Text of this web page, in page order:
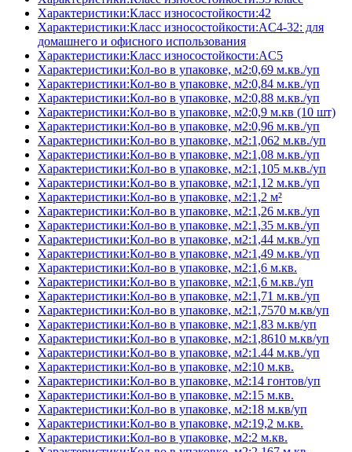
Характеристики:Класс износостойкости:42
Характеристики:Класс износостойкости:AC4-32: для
домашнего и офисного использования
Характеристики:Класс износостойкости:AC5
Характеристики:Кол-во в упаковке, м2:0,69 м.кв./уп
Характеристики:Кол-во в упаковке, м2:0,84 м.кв./уп
Характеристики:Кол-во в упаковке, м2:0,88 м.кв./уп
Характеристики:Кол-во в упаковке, м2:0,9 м.кв (10 шт)
Характеристики:Кол-во в упаковке, м2:0,96 м.кв./уп
Характеристики:Кол-во в упаковке, м2:1,062 м.кв./уп
Характеристики:Кол-во в упаковке, м2:1,08 м.кв./уп
Характеристики:Кол-во в упаковке, м2:1,105 м.кв./уп
Характеристики:Кол-во в упаковке, м2:1,12 м.кв./уп
Характеристики:Кол-во в упаковке, м2:1,2 м²
Характеристики:Кол-во в упаковке, м2:1,26 м.кв./уп
Характеристики:Кол-во в упаковке, м2:1,35 м.кв./уп
Характеристики:Кол-во в упаковке, м2:1,44 м.кв./уп
Характеристики:Кол-во в упаковке, м2:1,49 м.кв./уп
Характеристики:Кол-во в упаковке, м2:1,6 м.кв.
Характеристики:Кол-во в упаковке, м2:1,6 м.кв./уп
Характеристики:Кол-во в упаковке, м2:1,71 м.кв./уп
Характеристики:Кол-во в упаковке, м2:1,7570 м.кв/уп
Характеристики:Кол-во в упаковке, м2:1,83 м.кв/уп
Характеристики:Кол-во в упаковке, м2:1,8610 м.кв/уп
Характеристики:Кол-во в упаковке, м2:1.44 м.кв./уп
Характеристики:Кол-во в упаковке, м2:10 м.кв.
Характеристики:Кол-во в упаковке, м2:14 гонтов/уп
Характеристики:Кол-во в упаковке, м2:15 м.кв.
Характеристики:Кол-во в упаковке, м2:18 м.кв/уп
Характеристики:Кол-во в упаковке, м2:19,2 м.кв.
Характеристики:Кол-во в упаковке, м2:2 м.кв.